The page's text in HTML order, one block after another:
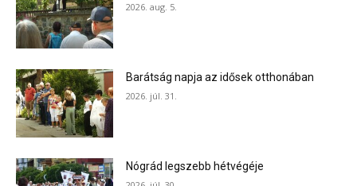
2026. aug. 5.
Barátság napja az idősek otthonában
2026. júl. 31.
Nógrád legszebb hétvégéje